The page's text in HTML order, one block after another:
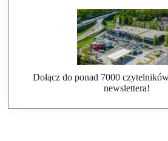
Dołącz do ponad 7000
newslettera!